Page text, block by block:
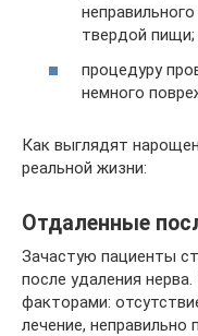
твердой пищи;
процедуру
немного
Как выглядят
реальной жизни:
Отдаленные
Зачастую пациенты
после удаления
факторами:
лечение, неправильно